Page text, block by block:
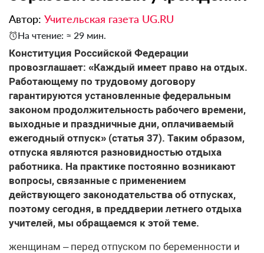
Автор: Учительская газета UG.RU
На чтение: ≈ 29 мин.
Конституция Российской Федерации
провозглашает: «Каждый имеет право на отдых.
Работающему по трудовому договору
гарантируются установленные федеральным
законом продолжительность рабочего времени,
выходные и праздничные дни, оплачиваемый
ежегодный отпуск» (статья 37). Таким образом,
отпуска являются разновидностью отдыха
работника. На практике постоянно возникают
вопросы, связанные с применением
действующего законодательства об отпусках,
поэтому сегодня, в преддверии летнего отдыха
учителей, мы обращаемся к этой теме.
женщинам – перед отпуском по беременности и